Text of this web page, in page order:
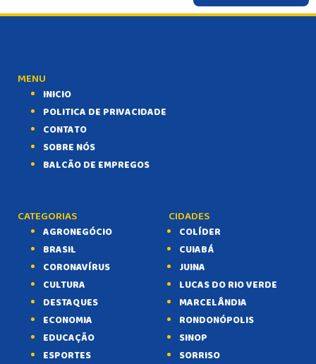
MENU
INICIO
POLITICA DE PRIVACIDADE
CONTATO
SOBRE NÓS
BALCÃO DE EMPREGOS
CATEGORIAS
AGRONEGÓCIO
BRASIL
CORONAVÍRUS
CULTURA
DESTAQUES
ECONOMIA
EDUCAÇÃO
ESPORTES
CIDADES
COLÍDER
CUIABÁ
JUINA
LUCAS DO RIO VERDE
MARCELÂNDIA
RONDONÓPOLIS
SINOP
SORRISO